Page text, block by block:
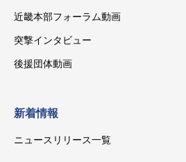
近畿本部フォーラム動画
突撃インタビュー
後援団体動画
新着情報
ニュースリリース一覧